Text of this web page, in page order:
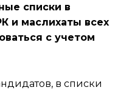
списки в
и маслихаты всех
с учетом
в списки